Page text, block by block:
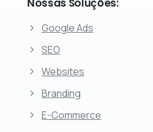
Google Ads
SEO
Websites
Branding
E-Commerce